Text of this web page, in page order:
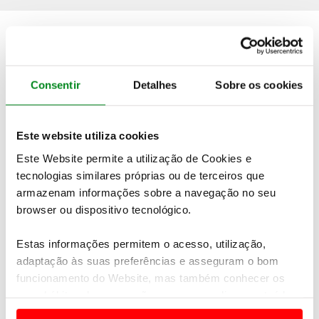
Consentir Detalhes Sobre os cookies
Este website utiliza cookies
Este Website permite a utilização de Cookies e
tecnologias similares próprias ou de terceiros que
armazenam informações sobre a navegação no seu
browser ou dispositivo tecnológico.
Estas informações permitem o acesso, utilização,
adaptação às suas preferências e asseguram o bom
funcionamento do Website, mas também conhecer os
e anúncios de modo a promover produtos e/ou serviços.
Quer saber mais detalhes sobre esta viagem?
PEDIDO DE INFORMAÇÕES
Temos mais viagens e experiências à sua espera.
nos